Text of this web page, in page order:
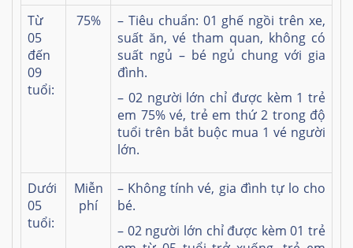
Từ
05
đến
09
tuổi:
75%
– Tiêu chuẩn: 01 ghế ngồi trên xe,
suất ăn, vé tham quan, không có
suất ngủ – bé ngủ chung với gia
đình.
– 02 người lớn chỉ được kèm 1 trẻ
em 75% vé, trẻ em thứ 2 trong độ
tuổi trên bắt buộc mua 1 vé người
lớn.
Dưới
05
tuổi:
Miễn
phí
– Không tính vé, gia đình tự lo cho
bé.
– 02 người lớn chỉ được kèm 01 trẻ